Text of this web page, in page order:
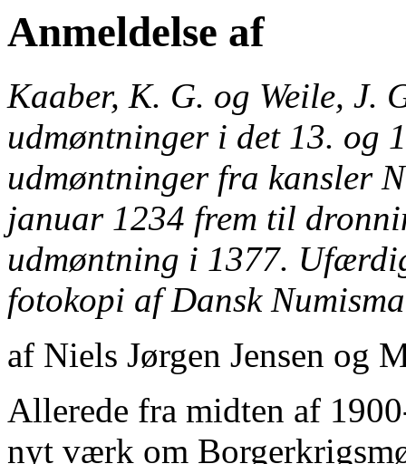
Anmeldelse af
Kaaber, K. G. og Weile, J.
udmøntninger i det 13. og
udmøntninger fra kansler
januar 1234 frem til
udmøntning i 1377.
fotokopi af Dansk
af Niels Jørgen Jensen og
Allerede fra midten af
nyt værk om